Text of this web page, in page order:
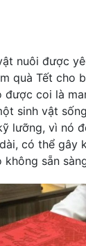
nuôi được
quà Tết cho
được coi là
sinh vật
lưỡng, vì nó
có thể gây
không sẵn